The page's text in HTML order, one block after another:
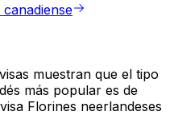
muestran que el tipo
más popular es de
Florines neerlandeses